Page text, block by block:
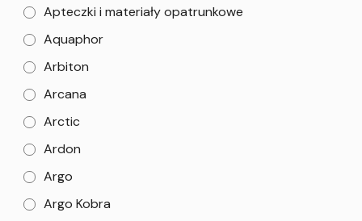
Apteczki i materiały opatrunkowe
Aquaphor
Arbiton
Arcana
Arctic
Ardon
Argo
Argo Kobra